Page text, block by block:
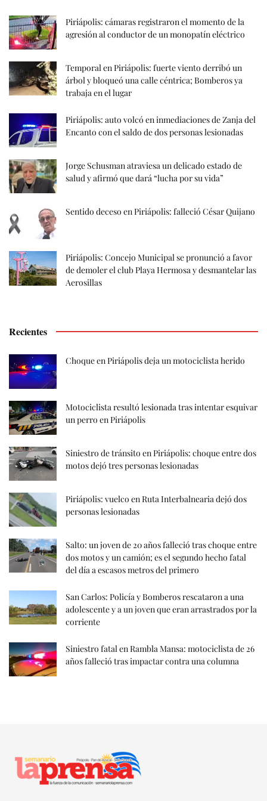
Piriápolis: cámaras registraron el momento de la
agresión al conductor de un monopatín eléctrico
Temporal en Piriápolis: fuerte viento derribó un
árbol y bloqueó una calle céntrica; Bomberos ya
trabaja en el lugar
Piriápolis: auto volcó en inmediaciones de Zanja del
Encanto con el saldo de dos personas lesionadas
Jorge Schusman atraviesa un delicado estado de
salud y afirmó que dará “lucha por su vida”
Sentido deceso en Piriápolis: falleció César Quijano
Piriápolis: Concejo Municipal se pronunció a favor
de demoler el club Playa Hermosa y desmantelar las
Aerosillas
Recientes
Choque en Piriápolis deja un motociclista herido
Motociclista resultó lesionada tras intentar esquivar
un perro en Piriápolis
Siniestro de tránsito en Piriápolis: choque entre dos
motos dejó tres personas lesionadas
Piriápolis: vuelco en Ruta Interbalnearia dejó dos
personas lesionadas
Salto: un joven de 20 años falleció tras choque entre
dos motos y un camión; es el segundo hecho fatal
del día a escasos metros del primero
San Carlos: Policía y Bomberos rescataron a una
adolescente y a un joven que eran arrastrados por la
corriente
Siniestro fatal en Rambla Mansa: motociclista de 26
años falleció tras impactar contra una columna